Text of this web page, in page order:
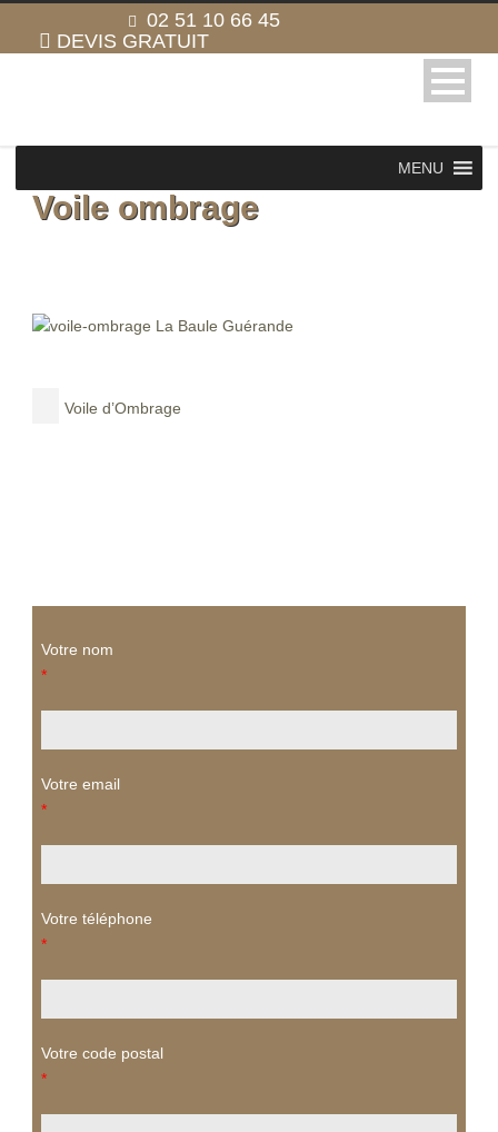
02 51 10 66 45
DEVIS GRATUIT
MENU
Voile ombrage
Voile d’Ombrage
Votre nom
*
Votre email
*
Votre téléphone
*
Votre code postal
*